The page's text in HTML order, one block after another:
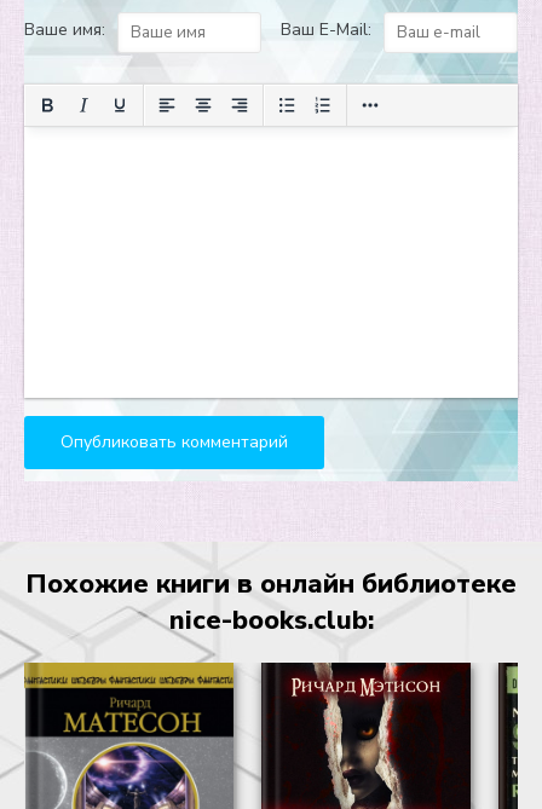
Ваше имя: Ваш E-Mail:
Похожие книги в онлайн библиотеке
nice-books.club: